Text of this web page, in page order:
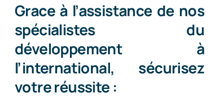
Grace à l’assistance de nos
spécialistes du
développement à
l’international, sécurisez
votre réussite :